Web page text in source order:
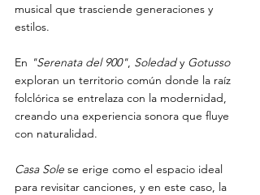
musical que trasciende generaciones y
estilos.
En "Serenata del 900", Soledad y Gotusso
exploran un territorio común donde la raíz
folclórica se entrelaza con la modernidad,
creando una experiencia sonora que fluye
con naturalidad.
Casa Sole se erige como el espacio ideal
para revisitar canciones, y en este caso, la